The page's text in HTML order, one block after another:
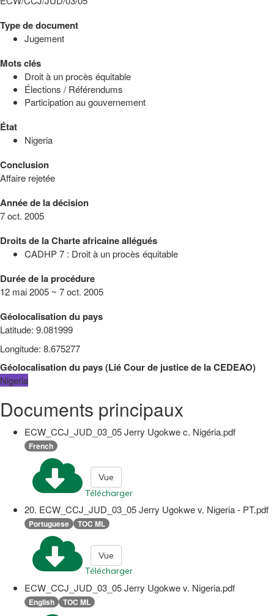
Type de document
Jugement
Mots clés
Droit à un procès équitable
Élections / Référendums
Participation au gouvernement
État
Nigeria
Conclusion
Affaire rejetée
Année de la décision
7 oct. 2005
Droits de la Charte africaine allégués
CADHP 7 : Droit à un procès équitable
Durée de la procédure
12 mai 2005 ~ 7 oct. 2005
Géolocalisation du pays
Latitude: 9.081999
Longitude: 8.675277
Géolocalisation du pays(LiéCour de justice de la CEDEAO)
Nigeria
Documents principaux
ECW_CCJ_JUD_03_05 Jerry Ugokwe c. Nigéria.pdf
French
Télécharger
Vue
20. ECW_CCJ_JUD_03_05 Jerry Ugokwe v. Nigeria - PT.pdf
Portuguese TOC ML
Télécharger
Vue
ECW_CCJ_JUD_03_05 Jerry Ugokwe v. Nigeria.pdf
English TOC ML